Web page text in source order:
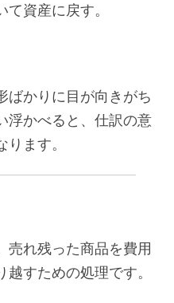
資産に戻す。
ばかりに目が向きがち
浮かべると、仕訳の意
ます。
売れ残った商品を費用
すための処理です。